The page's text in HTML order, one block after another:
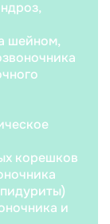
шейном,
корешков
и